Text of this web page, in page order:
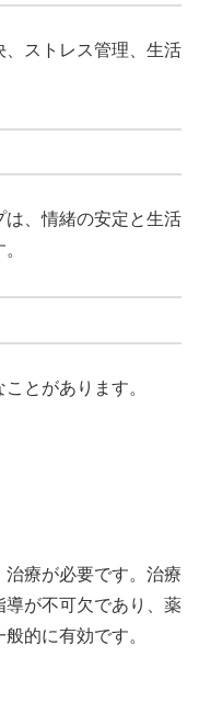
ストレス管理、生活
、情緒の安定と生活
とがあります。
療が必要です。治療
が不可欠であり、薬
的に有効です。